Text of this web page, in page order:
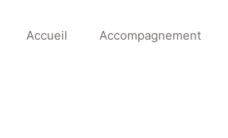
Accueil Accompagnement